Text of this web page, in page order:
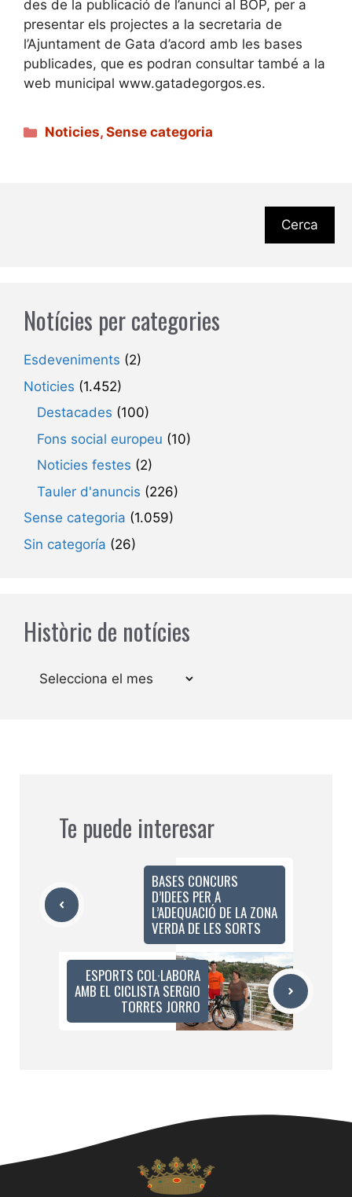
des de la publicació de l’anunci al BOP, per a
presentar els projectes a la secretaria de
l’Ajuntament de Gata d’acord amb les bases
publicades, que es podran consultar també a la
web municipal www.gatadegorgos.es.
Categories
Noticies,Sense categoria
Cerca
Notícies per categories
Esdeveniments (2)
Noticies (1.452)
Destacades (100)
Fons social europeu (10)
Noticies festes (2)
Tauler d'anuncis (226)
Sense categoria (1.059)
Sin categoría (26)
Històric de notícies
Arxius
Te puede interesar
BASES CONCURS
D’IDEES PER A
L’ADEQUACIÓ DE LA ZONA
VERDA DE LES SORTS
ESPORTS COL·LABORA
AMB EL CICLISTA SERGIO
TORRES JORRO